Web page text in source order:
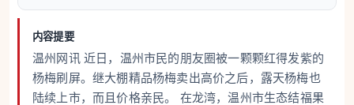
内容提要
温州网讯 近日，温州市民的朋友圈被一颗颗红得发紫的
杨梅刷屏。继大棚精品杨梅卖出高价之后，露天杨梅也
陆续上市，而且价格亲民。 在龙湾，温州市生态结福果